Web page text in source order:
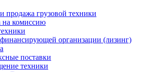
продажа грузовой техники
на комиссию
организации (лизинг)
поставки
техники